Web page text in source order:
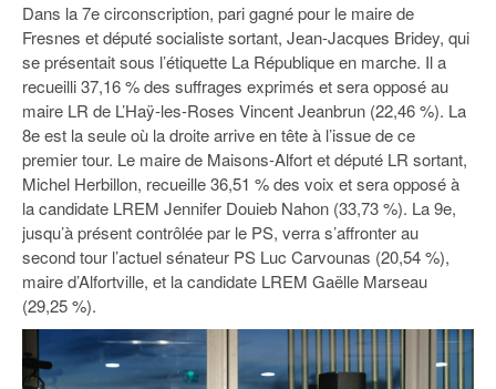
Dans la 7e circonscription, pari gagné pour le maire de
Fresnes et député socialiste sortant, Jean-Jacques Bridey, qui
se présentait sous l’étiquette La République en marche. Il a
recueilli 37,16 % des suffrages exprimés et sera opposé au
maire LR de L’Haÿ-les-Roses Vincent Jeanbrun (22,46 %). La
8e est la seule où la droite arrive en tête à l’issue de ce
premier tour. Le maire de Maisons-Alfort et député LR sortant,
Michel Herbillon, recueille 36,51 % des voix et sera opposé à
la candidate LREM Jennifer Douieb Nahon (33,73 %). La 9e,
jusqu’à présent contrôlée par le PS, verra s’affronter au
second tour l’actuel sénateur PS Luc Carvounas (20,54 %),
maire d’Alfortville, et la candidate LREM Gaëlle Marseau
(29,25 %).